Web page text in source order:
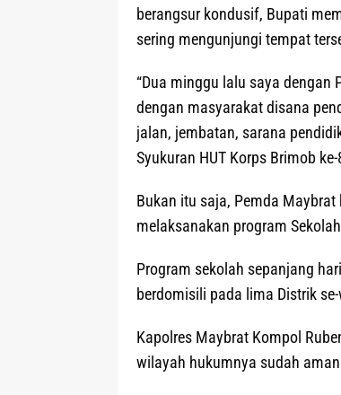
berangsur kondusif, Bupati
sering mengunjungi tempat
“Dua minggu lalu saya dengan
dengan masyarakat disana
jalan, jembatan, sarana
Syukuran HUT Korps Brimob
Bukan itu saja, Pemda
melaksanakan program
Program sekolah sepanjang
berdomisili pada lima Distrik
Kapolres Maybrat Kompol
wilayah hukumnya sudah